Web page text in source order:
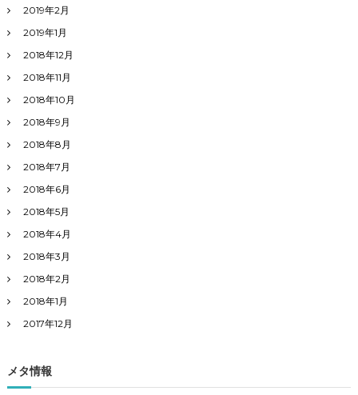
2019年2月
2019年1月
2018年12月
2018年11月
2018年10月
2018年9月
2018年8月
2018年7月
2018年6月
2018年5月
2018年4月
2018年3月
2018年2月
2018年1月
2017年12月
メタ情報